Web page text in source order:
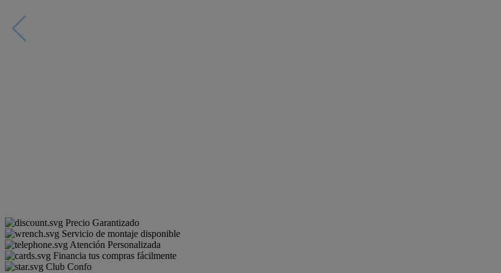
Precio Garantizado
Servicio de montaje disponible
Atención Personalizada
Financia tus compras fácilmente
Club Confo